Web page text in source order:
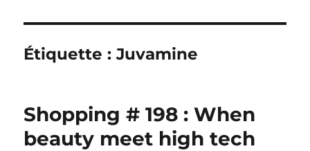
Étiquette :Juvamine
Shopping # 198 : When
beauty meet high tech